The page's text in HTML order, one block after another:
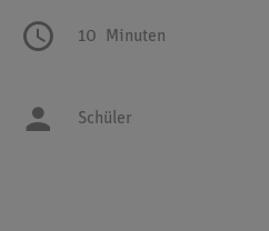
10 Minuten
Schüler